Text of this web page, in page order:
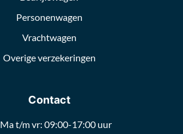
Personenwagen
Vrachtwagen
Overige verzekeringen
Contact
Ma t/m vr: 09:00-17:00 uur